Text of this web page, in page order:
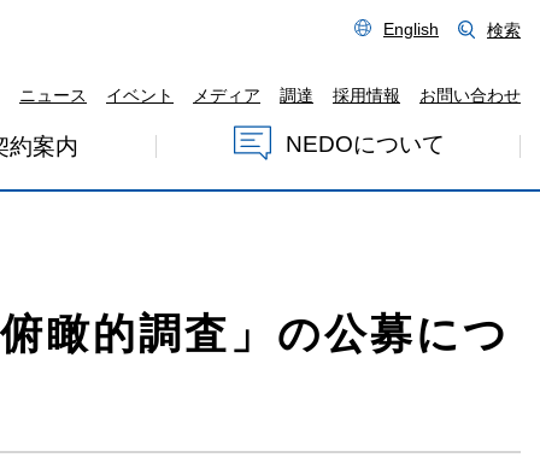
English 検索
ニュース イベント メディア 調達 採用情報 お問い合わせ
約案内 NEDOについて
瞰的調査」の公募につ